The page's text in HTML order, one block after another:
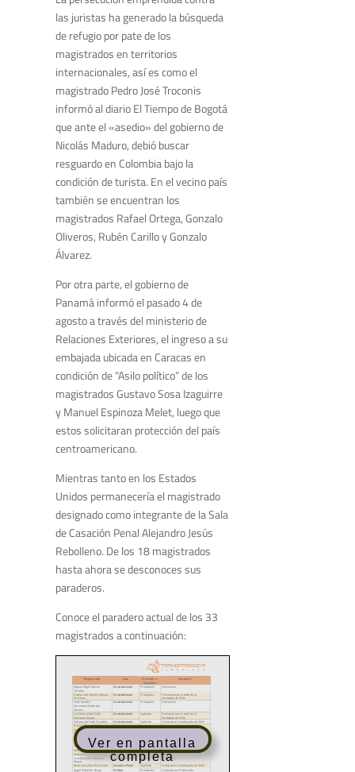
las juristas ha generado la búsqueda
de refugio por pate de los
magistrados en territorios
internacionales, así es como el
magistrado Pedro José Troconis
informó al diario El Tiempo de Bogotá
que ante el «asedio» del gobierno de
Nicolás Maduro, debió buscar
resguardo en Colombia bajo la
condición de turista. En el vecino país
también se encuentran los
magistrados Rafael Ortega, Gonzalo
Oliveros, Rubén Carillo y Gonzalo
Álvarez.
Por otra parte, el gobierno de
Panamá informó el pasado 4 de
agosto a través del ministerio de
Relaciones Exteriores, el ingreso a su
embajada ubicada en Caracas en
condición de “Asilo político” de los
magistrados Gustavo Sosa Izaguirre
y Manuel Espinoza Melet, luego que
estos solicitaran protección del país
centroamericano.
Mientras tanto en los Estados
Unidos permanecería el magistrado
designado como integrante de la Sala
de Casación Penal Alejandro Jesús
Rebolleno. De los 18 magistrados
hasta ahora se desconoces sus
paraderos.
Conoce el paradero actual de los 33
magistrados a continuación:
Ver en pantalla
completa